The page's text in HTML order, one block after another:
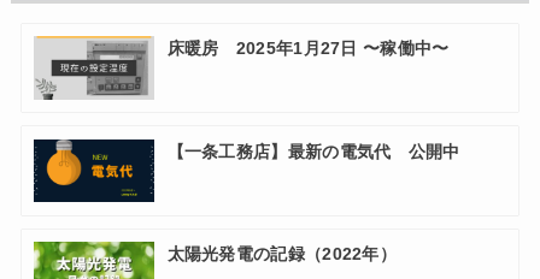
床暖房 2025年1月27日 〜稼働中〜
【一条工務店】最新の電気代 公開中
太陽光発電の記録（2022年）